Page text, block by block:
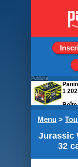
Menu >
Jurassic
32
Publicité
1
Boîte
5